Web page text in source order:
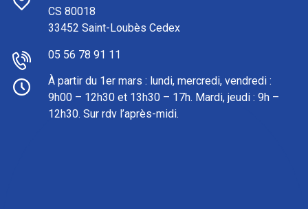
CS 80018
33452 Saint-Loubès Cedex
05 56 78 91 11
À partir du 1er mars : l undi, mercredi, vendredi :
9h00 – 12h30 et 13h30 – 17h. Mardi, jeudi : 9h –
12h30. Sur rdv l’après-midi.